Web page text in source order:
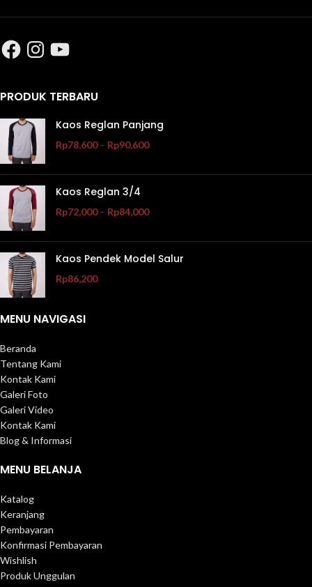
PRODUK TERBARU
Kaos Reglan Panjang
Rp78,600 – Rp90,600
Kaos Reglan 3/4
Rp72,000 – Rp84,000
Kaos Pendek Model Salur
Rp86,200
MENU NAVIGASI
Beranda
Tentang Kami
Kontak Kami
Galeri Foto
Galeri Video
Kontak Kami
Blog & Informasi
MENU BELANJA
Katalog
Keranjang
Pembayaran
Konfirmasi Pembayaran
Wishlish
Produk Unggulan